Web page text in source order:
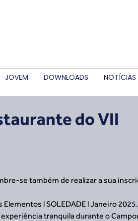
JOVEM DOWNLOADS NOTÍCIAS
do VII
se também de realizar a sua
l SOLEDADE l Janeiro
tranquila durante o